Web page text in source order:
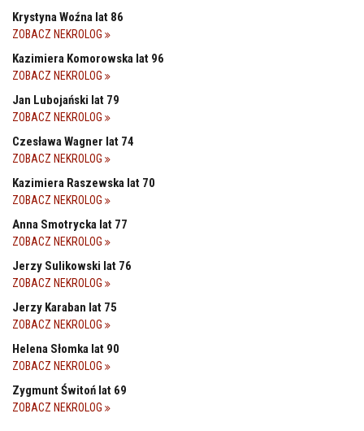
Krystyna Woźna lat 86
ZOBACZ NEKROLOG
Kazimiera Komorowska lat 96
ZOBACZ NEKROLOG
Jan Lubojański lat 79
ZOBACZ NEKROLOG
Czesława Wagner lat 74
ZOBACZ NEKROLOG
Kazimiera Raszewska lat 70
ZOBACZ NEKROLOG
Anna Smotrycka lat 77
ZOBACZ NEKROLOG
Jerzy Sulikowski lat 76
ZOBACZ NEKROLOG
Jerzy Karaban lat 75
ZOBACZ NEKROLOG
Helena Słomka lat 90
ZOBACZ NEKROLOG
Zygmunt Świtoń lat 69
ZOBACZ NEKROLOG